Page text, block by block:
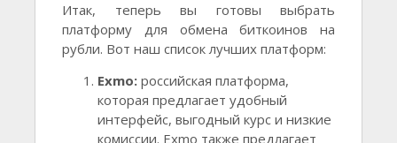
Итак, теперь вы готовы выбрать
платформу для обмена биткоинов на
рубли. Вот наш список лучших платформ:
Exmo: российская платформа,
которая предлагает удобный
интерфейс, выгодный курс и низкие
комиссии. Exmo также предлагает